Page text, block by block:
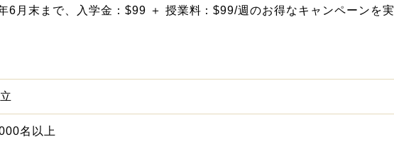
月末まで、入学金：$99 ＋ 授業料：$99/週のお得なキャンペーンを実
名以上